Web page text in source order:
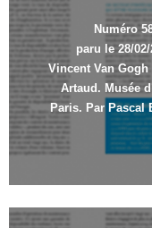
Numéro
paru le 28/02/
Vincent Van
Artaud. Musée
Paris. Par Pascal